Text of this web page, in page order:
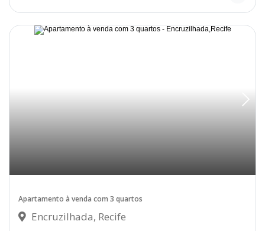
Apartamento à venda com 3 quartos
Encruzilhada, Recife